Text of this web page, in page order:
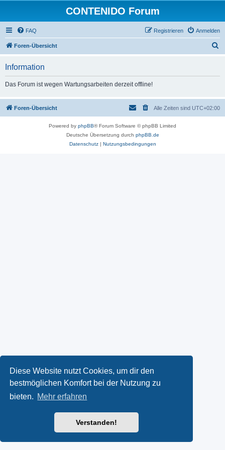
Diese Website nutzt Cookies, um dir den
bestmöglichen Komfort bei der Nutzung zu
bieten. Mehr erfahren
Verstanden!
CONTENIDO Forum
FAQ Anmelden
Registrieren
Foren-Übersicht
Information
Das Forum ist wegen Wartungsarbeiten derzeit offline!
Foren-Übersicht Alle Zeiten sind UTC+02:00
Powered by phpBB® Forum Software © phpBB Limited
Deutsche Übersetzung durch phpBB.de
Datenschutz| Nutzungsbedingungen